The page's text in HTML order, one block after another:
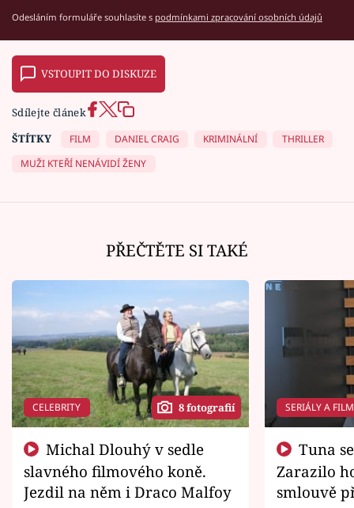
Odesláním formuláře souhlasíte s podmínkami zpracování osobních údajů
VSTOUPIT DO DISKUZE
Sdílejte článek
ŠTÍTKY
FILM DANIEL CRAIG KRIMINÁLNÍ
THRILLER
MUŽI KTEŘÍ NENÁVIDÍ ŽENY
PŘEČTĚTE SI TAKÉ
CELEBRITY 8 fotografií
slavného filmového koně.
Jezdil na něm i Draco Malfoy
SERIÁLY A
Zarazilo
smlouvě